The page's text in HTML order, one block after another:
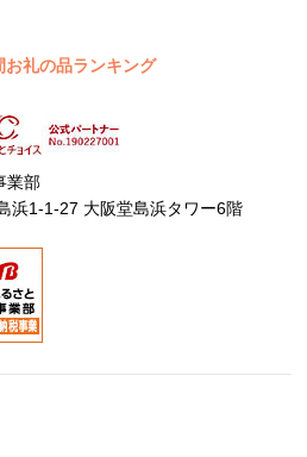
お礼の品ランキング
業部
1-1-27 大阪堂島浜タワー6階